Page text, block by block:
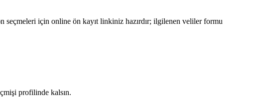
seçmeleri için online ön kayıt linkiniz hazırdır; ilgilenen veliler formu
profilinde kalsın.